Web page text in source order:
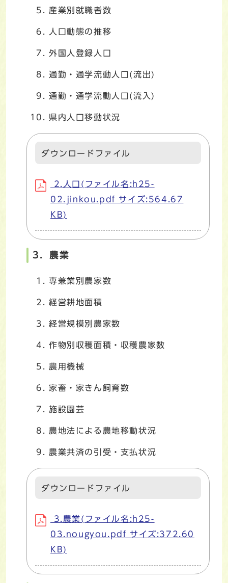
産業別就職者数
人口動態の推移
外国人登録人口
通勤・通学流動人口(流出)
通勤・通学流動人口(流入)
県内人口移動状況
ダウンロードファイル
2.人口(ファイル名:h25-
02.jinkou.pdf サイズ:564.67
KB)
3．農業
専兼業別農家数
経営耕地面積
経営規模別農家数
作物別収穫面積・収穫農家数
農用機械
家畜・家きん飼育数
施設園芸
農地法による農地移動状況
農業共済の引受・支払状況
ダウンロードファイル
3.農業(ファイル名:h25-
03.nougyou.pdf サイズ:372.60
KB)